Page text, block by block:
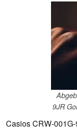
9JR
Casios CRW-